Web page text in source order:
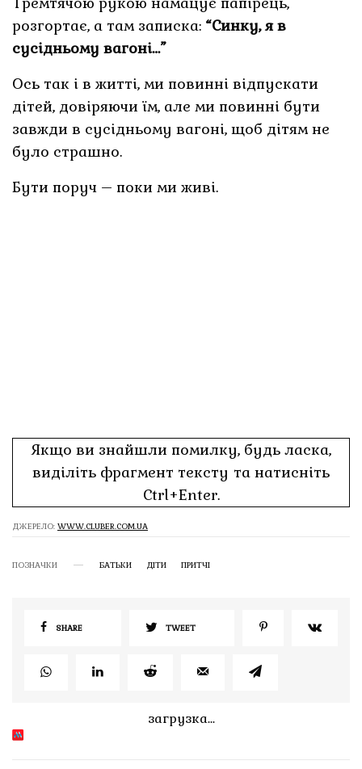
розгортає, а там записка: “Синку, я в
сусідньому вагоні…”
Ось так і в житті, ми повинні відпускати
дітей, довіряючи їм, але ми повинні бути
завжди в сусідньому вагоні, щоб дітям не
було страшно.
Бути поруч – поки ми живі.
Якщо ви знайшли помилку, будь ласка,
виділіть фрагмент тексту та натисніть
Ctrl+Enter.
ДЖЕРЕЛО: WWW.CLUBER.COM.UA
ПОЗНАЧКИ БАТЬКИ ДІТИ ПРИТЧІ
SHARE TWEET
загрузка...